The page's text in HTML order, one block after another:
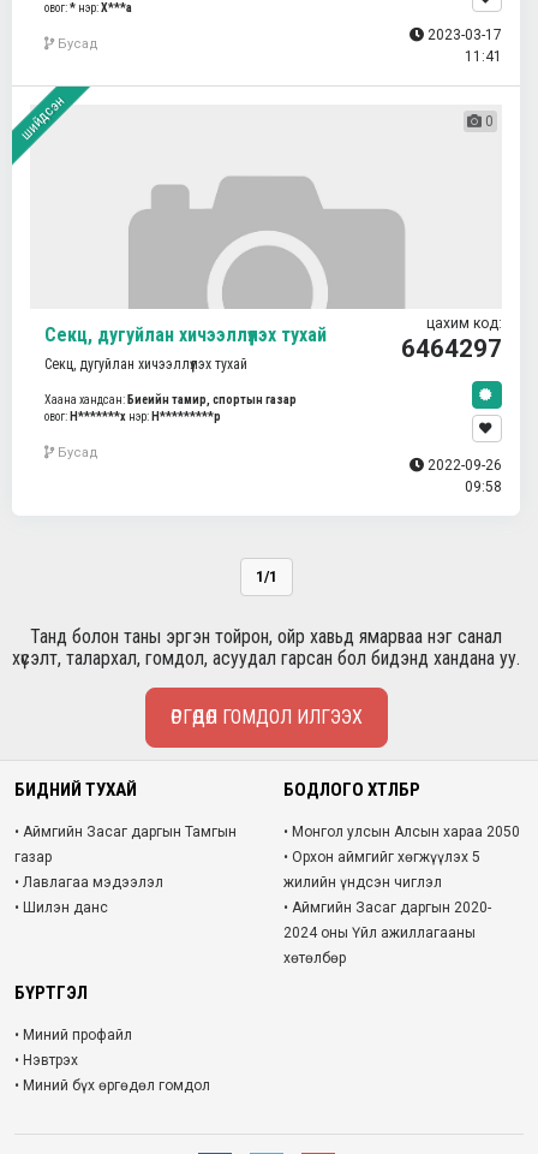
овог:* нэр:Х***а
Бусад
2023-03-17
11:41
шийдсэн 0
Секц, дугуйлан хичээллүүлэх тухай
Секц, дугуйлан хичээллүүлэх тухай
Хаана хандсан: Биеийн тамир, спортын газар
овог: Н*******х нэр: Н*********р
Бусад
цахим код:
6464297
2022-09-26
09:58
1/1
Танд болон таны эргэн тойрон, ойр хавьд ямарваа нэг санал
хүсэлт, талархал, гомдол, асуудал гарсан бол бидэнд хандана уу.
ӨРГӨДӨЛ ГОМДОЛ ИЛГЭЭХ
БИДНИЙ ТУХАЙ
• Аймгийн Засаг даргын Тамгын
газар
• Лавлагаа мэдээлэл
• Шилэн данс
БОДЛОГО ХӨТӨЛБӨР
• Монгол улсын Алсын хараа 2050
• Орхон аймгийг хөгжүүлэх 5
жилийн үндсэн чиглэл
• Аймгийн Засаг даргын 2020-
2024 оны Үйл ажиллагааны
хөтөлбөр
БҮРТГЭЛ
• Миний профайл
• Нэвтрэх
• Миний бүх өргөдөл гомдол